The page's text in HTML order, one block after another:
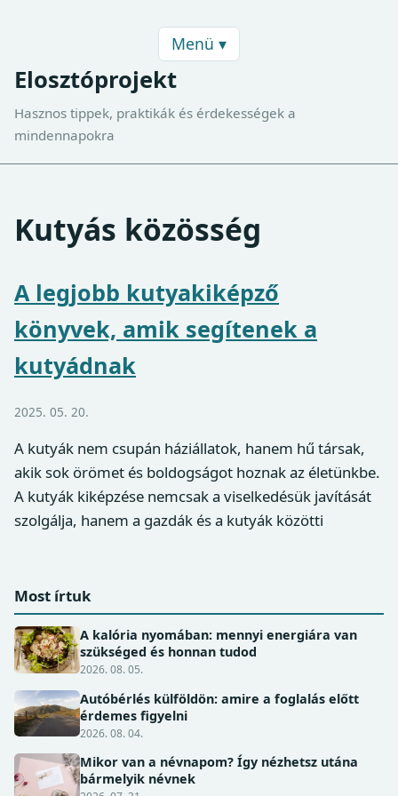
Menü ▾
Elosztóprojekt
Hasznos tippek, praktikák és érdekességek a
mindennapokra
Kutyás közösség
A legjobb kutyakiképző
könyvek, amik segítenek a
kutyádnak
2025. 05. 20.
A kutyák nem csupán háziállatok, hanem hű társak,
akik sok örömet és boldogságot hoznak az életünkbe.
A kutyák kiképzése nemcsak a viselkedésük javítását
szolgálja, hanem a gazdák és a kutyák közötti
Most írtuk
A kalória nyomában: mennyi energiára van
szükséged és honnan tudod
2026. 08. 05.
Autóbérlés külföldön: amire a foglalás előtt
érdemes figyelni
2026. 08. 04.
Mikor van a névnapom? Így nézhetsz utána
bármelyik névnek